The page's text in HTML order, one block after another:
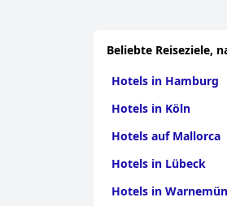
Beliebte Reiseziele,
Hotels in Hamburg
Hotels in Köln
Hotels auf Mallorca
Hotels in Lübeck
Hotels in